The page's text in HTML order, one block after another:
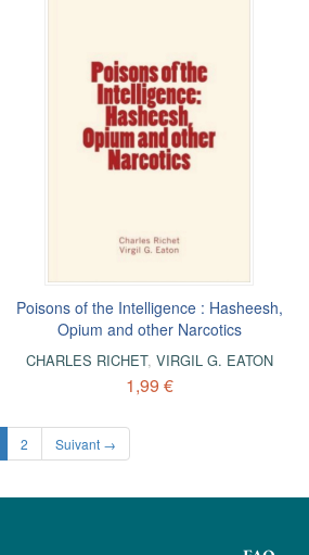
Poisons of the Intelligence : Hasheesh,
Opium and other Narcotics
CHARLES RICHET, VIRGIL G. EATON
1,99 €
(current)
2 Suivant →